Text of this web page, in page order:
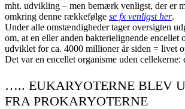
mht. udvikling – men bemærk venligst, der er
omkring denne rækkefølge se fx venligst her.
Under alle omstændigheder tager oversigten
om, at en eller anden bakterielignende encellet
udviklet for ca. 4000 millioner år siden = livet
Det var en encellet organisme uden cellekerne:
….. EUKARYOTERNE BLEV
FRA PROKARYOTERNE